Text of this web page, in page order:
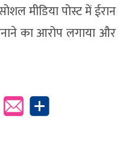
मीडिया पोस्ट में ईरान
का आरोप लगाया और